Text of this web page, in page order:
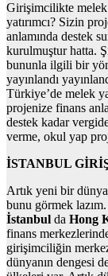
Girişimcilikte melek
yatırımcı? Sizin
anlamında destek
kurulmuştur hatta.
bununla ilgili bir
yayınlandı
Türkiye’de melek
projenize finans
destek kadar
verme, okul yap
İSTANBUL
Artık yeni bir
bunu görmek
İstanbul da Hong
finans
girişimciliğin
dünyanın dengesi